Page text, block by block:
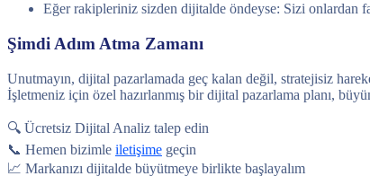
Eğer rakipleriniz sizden dijitalde öndeyse: Sizi onlardan
Şimdi Adım Atma Zamanı
Unutmayın, dijital pazarlamada geç kalan değil, stratejisiz
İşletmeniz için özel hazırlanmış bir dijital pazarlama planı,
🔍 Ücretsiz Dijital Analiz talep edin
📞 Hemen bizimle iletişime geçin
📈 Markanızı dijitalde büyütmeye birlikte başlayalım